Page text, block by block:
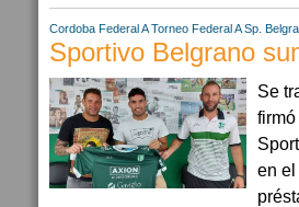
Cordoba Federal A Torneo Federal A Sp.
Sportivo Belgrano
Se
en